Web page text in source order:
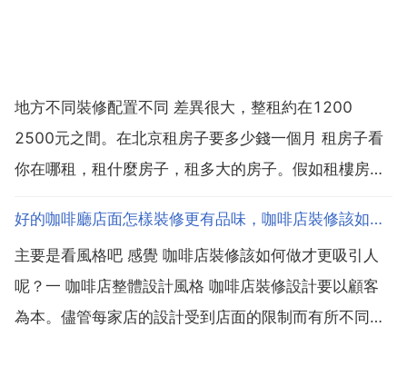
地方不同裝修配置不同 差異很大，整租約在1200
2500元之間。在北京租房子要多少錢一個月 租房子看
你在哪租，租什麼房子，租多大的房子。假如租樓房的
的房子，單間，十四五六七平米的，要一千到兩千不
等，當然大小，採光，衛生啊，裝修啊等等肯定也決定
假如你...
好的咖啡廳店面怎樣裝修更有品味，咖啡店裝修該如何做才更吸引人呢？
主要是看風格吧 感覺 咖啡店裝修該如何做才更吸引人
呢？一 咖啡店整體設計風格 咖啡店裝修設計要以顧客
為本。儘管每家店的設計受到店面的限制而有所不同，